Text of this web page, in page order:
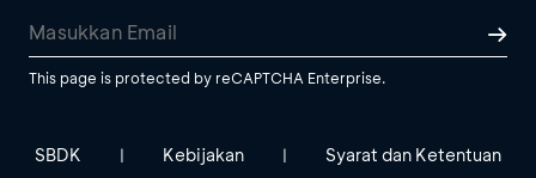
This page is protected by reCAPTCHA Enterprise.
SBDK | Kebijakan | Syarat dan Ketentuan